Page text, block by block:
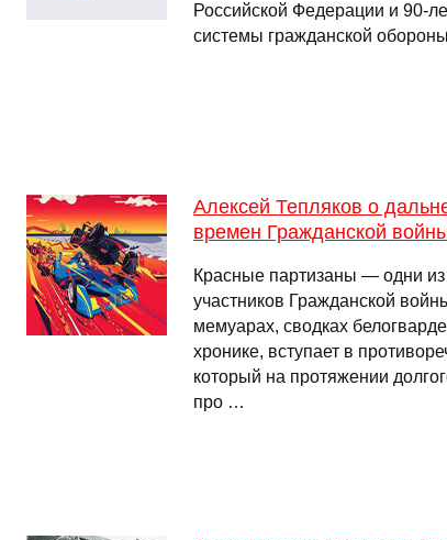
Российской Федерации и 90-
системы гражданской
Алексей Тепляков о
времен Гражданской
Красные партизаны — одни
участников Гражданской
мемуарах, сводках
хронике, вступает в
который на протяжении
про …